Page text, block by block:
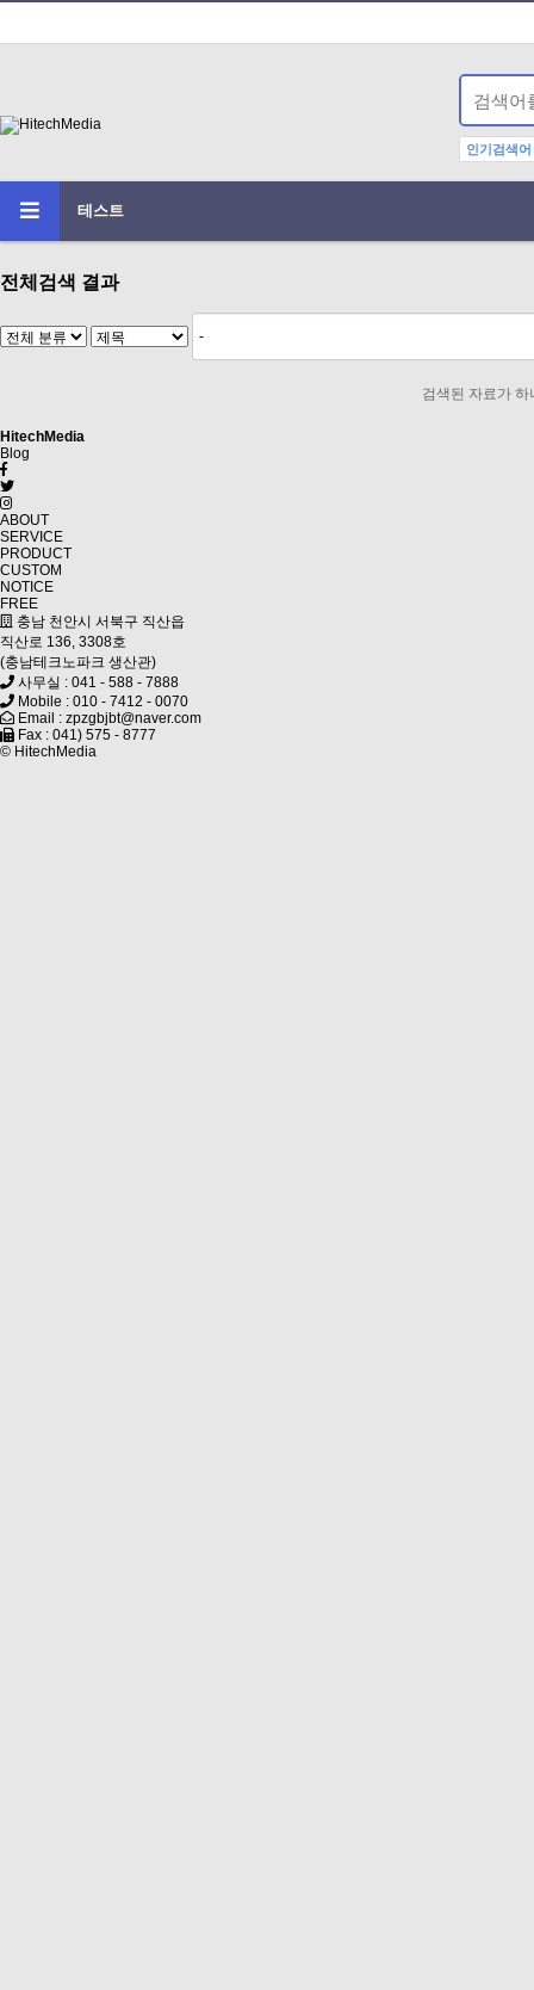
인기검색어
테스트
전체검색 결과
검색된 자료가 하
HitechMedia
Blog
ABOUT
SERVICE
PRODUCT
CUSTOM
NOTICE
FREE
충남 천안시 서북구 직산읍
직산로 136, 3308호
(충남테크노파크 생산관)
사무실 : 041 - 588 - 7888
Mobile : 010 - 7412 - 0070
Email : zpzgbjbt@naver.com
Fax : 041) 575 - 8777
© HitechMedia